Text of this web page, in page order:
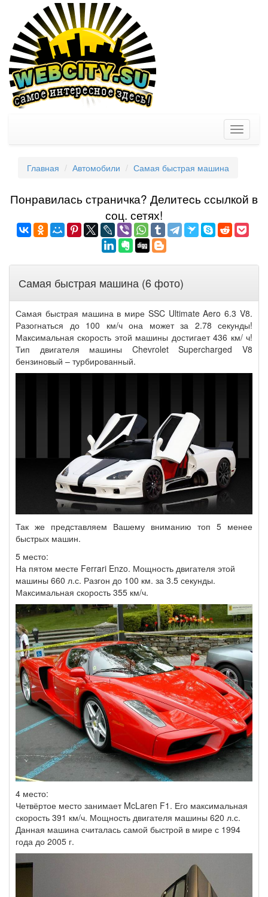
Toggle
Главная Автомобили Самая быстрая машина
Понравилась страничка? Делитеcь ссылкой в
соц. сетях!
Самая быстрая машина (6 фото)
Самая быстрая машина в мире SSC Ultimate Aero 6.3 V8.
Разогнаться до 100 км/ч она может за 2.78 секунды!
Максимальная скорость этой машины достигает 436 км/ ч!
Тип двигателя машины Chevrolet Supercharged V8
бензиновый – турбированный.
Так же представляем Вашему вниманию топ 5 менее
быстрых машин.
5 место:
На пятом месте Ferrari Enzo. Мощность двигателя этой
машины 660 л.с. Разгон до 100 км. за 3.5 секунды.
Максимальная скорость 355 км/ч.
4 место:
Четвёртое место занимает McLaren F1. Его максимальная
скорость 391 км/ч. Мощность двигателя машины 620 л.с.
Данная машина считалась самой быстрой в мире с 1994
года до 2005 г.